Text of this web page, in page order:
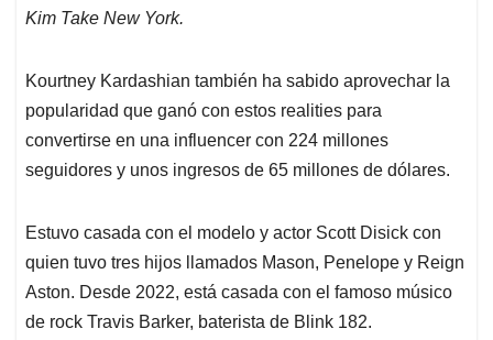
Kim Take New York.
Kourtney Kardashian también ha sabido aprovechar la
popularidad que ganó con estos realities para
convertirse en una influencer con 224 millones
seguidores y unos ingresos de 65 millones de dólares.
Estuvo casada con el modelo y actor Scott Disick con
quien tuvo tres hijos llamados Mason, Penelope y Reign
Aston. Desde 2022, está casada con el famoso músico
de rock Travis Barker, baterista de Blink 182.